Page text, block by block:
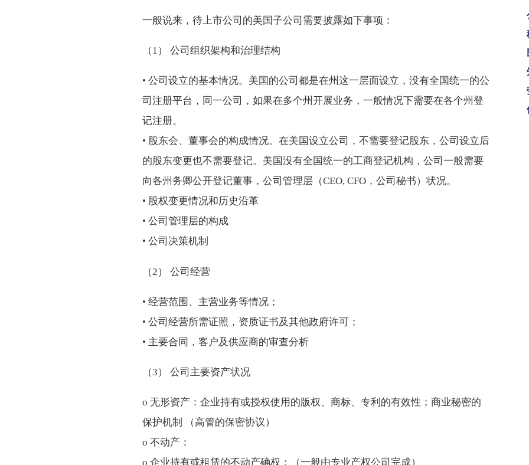
一般说来，待上市公司的美国子公司需要披露如下事项：
（1） 公司组织架构和治理结构
• 公司设立的基本情况。美国的公司都是在州这一层面设立，没有全国统一的公
司注册平台，同一公司，如果在多个州开展业务，一般情况下需要在各个州登
记注册。
• 股东会、董事会的构成情况。在美国设立公司，不需要登记股东，公司设立后
的股东变更也不需要登记。美国没有全国统一的工商登记机构，公司一般需要
向各州务卿公开登记董事，公司管理层（CEO, CFO，公司秘书）状况。
• 股权变更情况和历史沿革
• 公司管理层的构成
• 公司决策机制
（2） 公司经营
• 经营范围、主营业务等情况；
• 公司经营所需证照，资质证书及其他政府许可；
• 主要合同，客户及供应商的审查分析
（3） 公司主要资产状况
o 无形资产：企业持有或授权使用的版权、商标、专利的有效性；商业秘密的
保护机制 （高管的保密协议）
o 不动产：
o 企业持有或租赁的不动产确权；（一般由专业产权公司完成）